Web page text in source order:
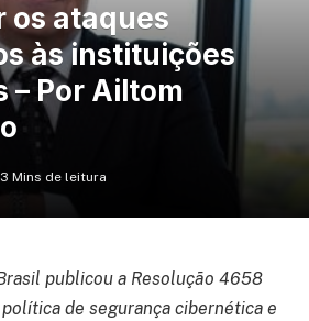
os ataques
às instituições
Por Ailtom
3 Mins de leitura
publicou a Resolução 4658
de segurança cibernética e